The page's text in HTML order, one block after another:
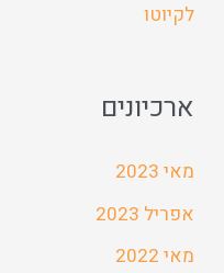
לקיוטו
ארכיונים
מאי 2023
אפריל 2023
מאי 2022